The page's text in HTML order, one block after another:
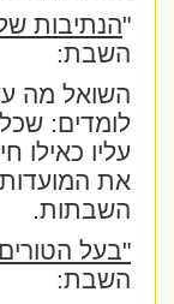
הנתיבות
השבת:
השואל מה
לומדים:
עליו כאילו
את המועדות
השבתות.
"בעל הטורים"
השבת: